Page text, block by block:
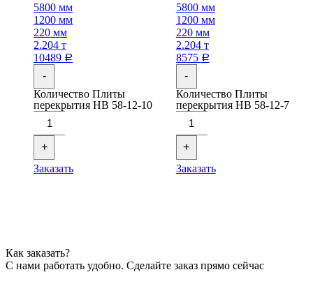
5800 мм
1200 мм
220 мм
2.204 т
10489 Р
-
Количество Плиты
перекрытия НВ 58-12-10
+
Заказать
5800 мм
1200 мм
220 мм
2.204 т
8575 Р
-
Количество Плиты
перекрытия НВ 58-12-7
+
Заказать
Как заказать?
С нами работать удобно. Сделайте заказ прямо сейчас